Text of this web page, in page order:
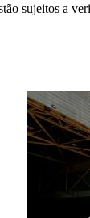
sujeitos a